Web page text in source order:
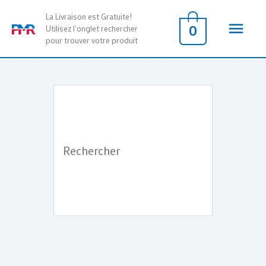
La Livraison est Gratuite!
Utilisez l'onglet rechercher
pour trouver votre produit
0